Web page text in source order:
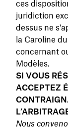
ces
juridiction
dessus ne
la Caroline
concernant
Modèles.
SI VOUS
ACCEPTEZ
Nous